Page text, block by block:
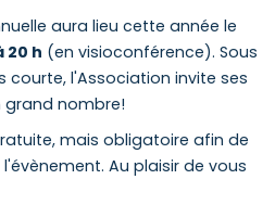
aura lieu cette année le
20 h (en visioconférence). Sous
courte, l'Association invite ses
nombre!
mais obligatoire afin de
Au plaisir de vous